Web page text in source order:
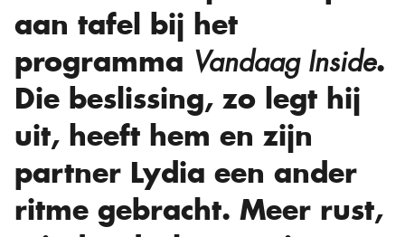
aan tafel bij het
programma Vandaag Inside.
Die beslissing, zo legt hij
uit, heeft hem en zijn
partner Lydia een ander
ritme gebracht. Meer rust,